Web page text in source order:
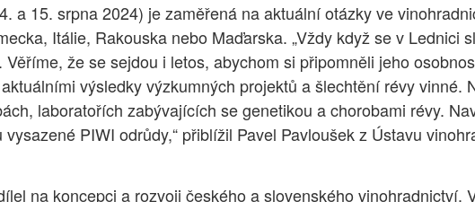
a 15. srpna 2024) je zaměřená na aktuální otázky ve
Itálie, Rakouska nebo Maďarska. „Vždy když se v
že se sejdou i letos, abychom si připomněli jeho
výsledky výzkumných projektů a šlechtění révy
laboratořích zabývajících se genetikou a chorobami révy.
PIWI odrůdy,“ přiblížil Pavel Pavloušek z Ústavu
na koncepci a rozvoji českého a slovenského